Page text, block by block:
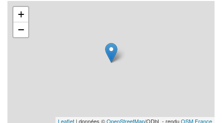
+
−
Leaflet | données ©OpenStreetMap/ODbL - renduOSM France